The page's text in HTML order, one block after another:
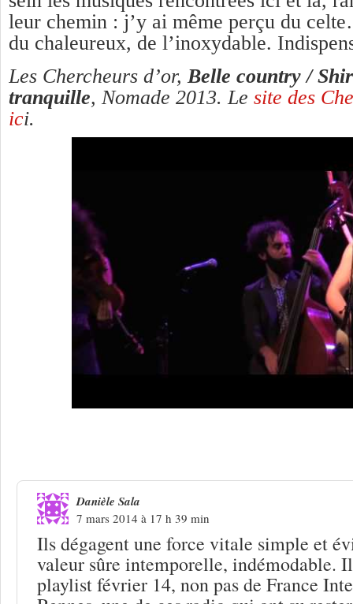
leur chemin : j’y ai même perçu du
du chaleureux, de l’inoxydable.
Les Chercheurs d’or, Belle country /
tranquille, Nomade 2013. Le site des
ici.
Danièle Sala
7 mars 2014 à 17 h 39 min
Ils dégagent une force vitale simple et
valeur sûre intemporelle, indémodable.
playlist février 14, non pas de France